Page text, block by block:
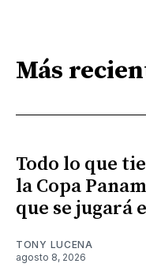
Más
Todo lo que
la Copa
que se jugará
TONY LUCENA
agosto 8, 2026